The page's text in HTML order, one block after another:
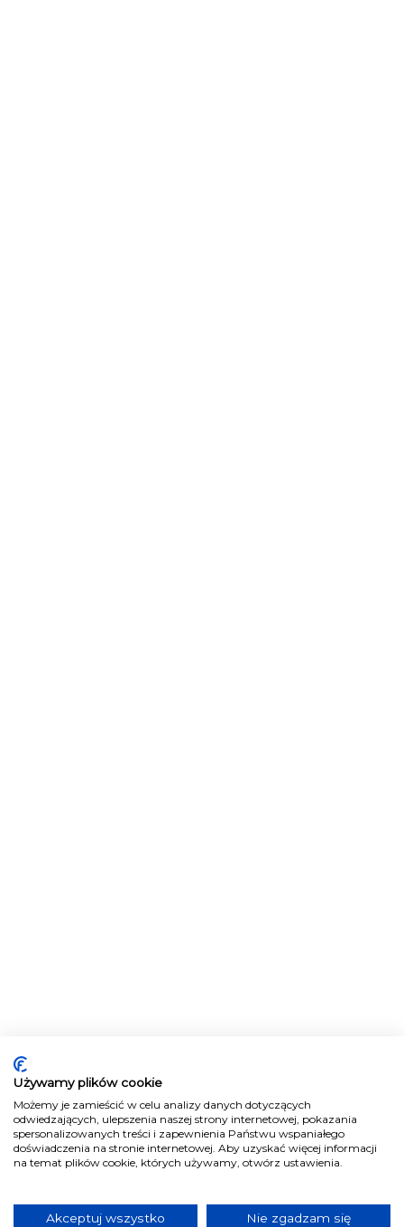
Używamy plików cookie
Możemy je zamieścić w celu analizy danych dotyczących
odwiedzających, ulepszenia naszej strony internetowej, pokazania
spersonalizowanych treści i zapewnienia Państwu wspaniałego
doświadczenia na stronie internetowej. Aby uzyskać więcej informacji
na temat plików cookie, których używamy, otwórz ustawienia.
Akceptuj wszystko Nie zgadzam się